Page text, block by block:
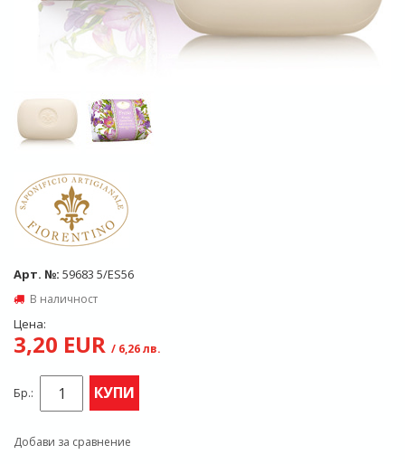
Арт. №: 59683 5/ES56
В наличност
Цена:
3,20 EUR / 6,26 лв.
Бр.: КУПИ
Добави за сравнение